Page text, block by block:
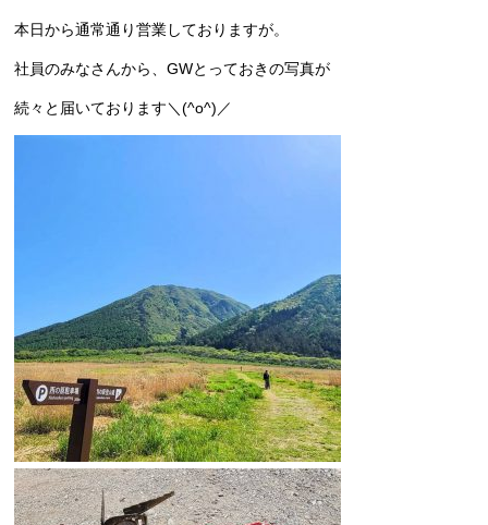
本日から通常通り営業しておりますが。
社員のみなさんから、GWとっておきの写真が
続々と届いております＼(^o^)／